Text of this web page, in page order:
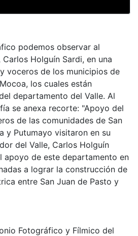
podemos observar al
Holguín Sardi, en una
voceros de los municipios de
los cuales están
departamento del Valle. Al
se anexa recorte: "Apoyo del
de las comunidades de San
y Putumayo visitaron en su
del Valle, Carlos Holguín
apoyo de este departamento en
a lograr la construcción de
entre San Juan de Pasto y
Fotográfico y Fílmico del